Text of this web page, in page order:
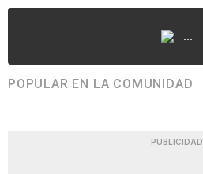
...
POPULAR EN LA COMUNIDAD
PUBLICIDAD